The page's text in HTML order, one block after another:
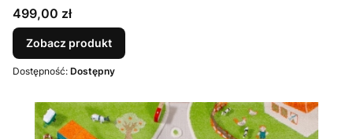
Cena
499,00 zł
Zobacz produkt
Dostępność: Dostępny